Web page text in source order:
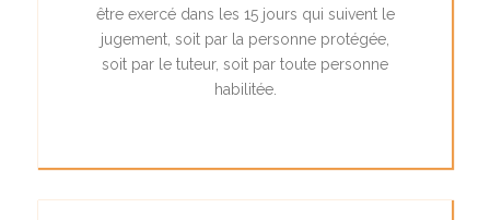
être exercé dans les 15 jours qui suivent le
jugement, soit par la personne protégée,
soit par le tuteur, soit par toute personne
habilitée.